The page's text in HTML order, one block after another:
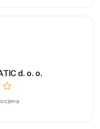
d. o. o.